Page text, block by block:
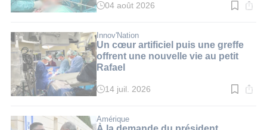
Temps
:
2
min.
04 août 2026
Innov'Nation
Un cœur artificiel puis une greffe
offrent une nouvelle vie au petit
Rafael
Temps
:
5
14 juil. 2026
Amérique